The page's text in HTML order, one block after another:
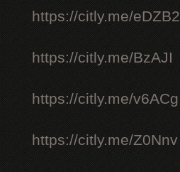
https://citly.me/eDZB2
https://citly.me/BzAJI
https://citly.me/v6ACg
https://citly.me/Z0Nnv